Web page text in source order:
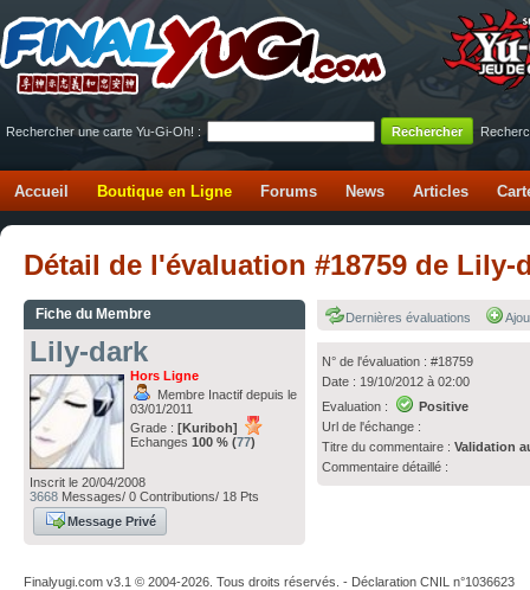
Rechercher une carte Yu-Gi-Oh! :
Accueil Boutique en Ligne Forums News Articles
Détail de l'évaluation #18759 de
Fiche du Membre
Lily-dark
Hors Ligne
Membre Inactif depuis le
03/01/2011
Grade : [Kuriboh]
Echanges 100 % (77)
Inscrit le 20/04/2008
3668 Messages/ 0 Contributions/ 18 Pts
Message Privé
Dernières évaluations
N° de l'évaluation : #18759
Date : 19/10/2012 à 02:00
Evaluation :
Positive
Url de l'échange :
Titre du commentaire :Validation
Commentaire détaillé :
Finalyugi.com v3.1 © 2004-2026. Tous droits réservés. - Déclaration CNIL n°1036623